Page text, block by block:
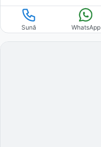
Sună WhatsApp